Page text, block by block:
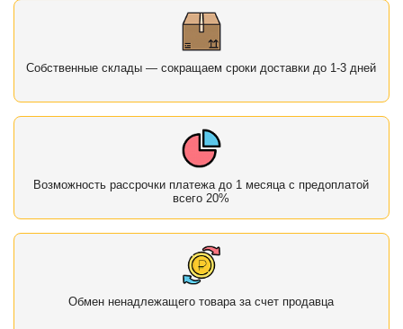
Собственные склады — сокращаем сроки доставки до 1-3 дней
Возможность рассрочки платежа до 1 месяца с предоплатой
всего 20%
Обмен ненадлежащего товара за счет продавца